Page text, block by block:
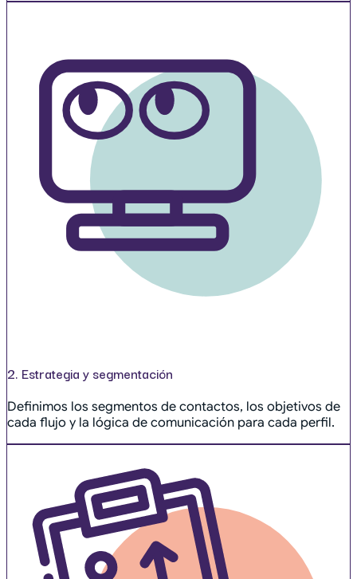
2. Estrategia y segmentación
Definimos los segmentos de contactos, los objetivos de
cada flujo y la lógica de comunicación para cada perfil.